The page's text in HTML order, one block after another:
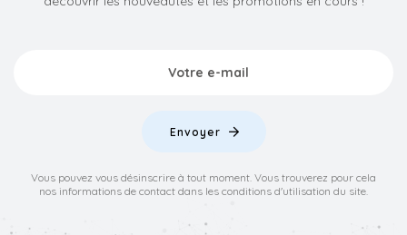
Envoyer
Vous pouvez vous désinscrire à tout moment. Vous trouverez pour cela
nos informations de contact dans les conditions d'utilisation du site.